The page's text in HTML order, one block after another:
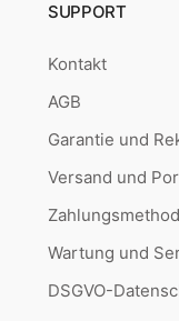
SUPPORT
Kontakt
AGB
Garantie und
Versand und
Wartung und
DSGVO-